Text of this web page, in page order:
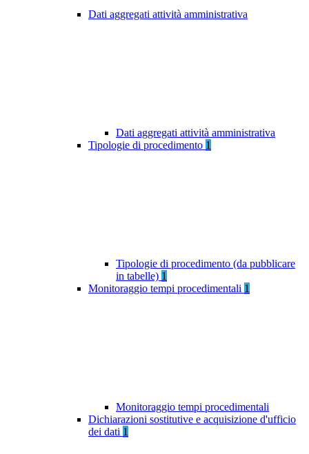
Dati aggregati attività amministrativa
Dati aggregati attività amministrativa
Tipologie di procedimento 1
Tipologie di procedimento (da pubblicare
in tabelle) 1
Monitoraggio tempi procedimentali 1
Monitoraggio tempi procedimentali
Dichiarazioni sostitutive e acquisizione d'ufficio
dei dati 1